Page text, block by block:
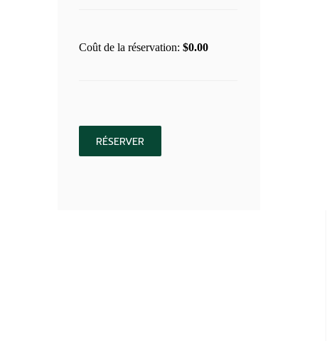
Coût de la réservation: $0.00